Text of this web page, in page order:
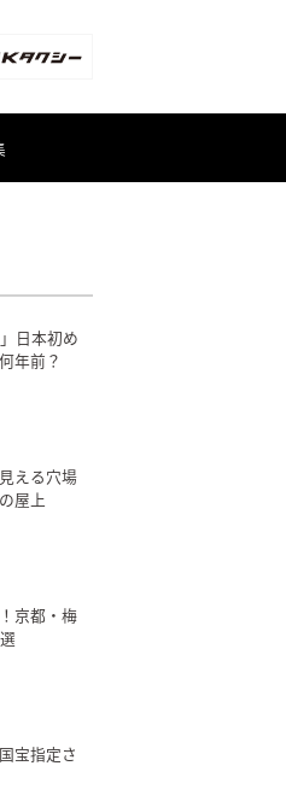
日本初め
年前？
える穴場
屋上
京都・梅
宝指定さ